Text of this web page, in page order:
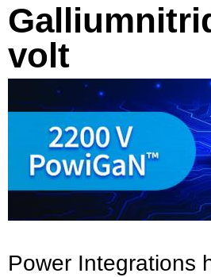
volt
Power Integrations